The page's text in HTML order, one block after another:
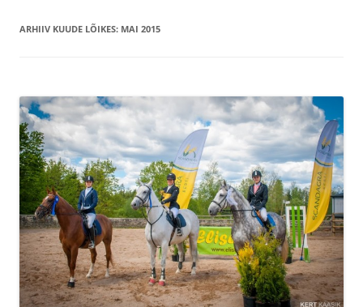
ARHIIV KUUDE LÕIKES: MAI 2015